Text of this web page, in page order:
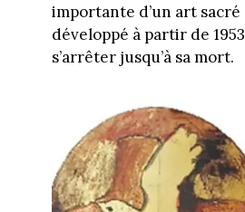
importante d’un art sacré
développé à partir de
s’arrêter jusqu’à sa mort.